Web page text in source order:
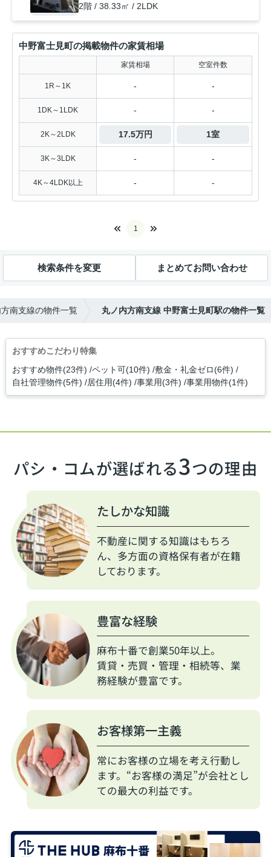
2階 / 38.33㎡ / 2LDK
中野富士見町の掲載物件の家賃相場
家賃相場 空室件数
1R～1K - -
1DK～1LDK - -
2K～2LDK 17.5万円 1室
3K～3LDK - -
4K～4LDK以上 - -
1
検索条件を変更 まとめてお問い合わせ
南支線の物件一覧 丸ノ内方南支線 中野富士見町駅の物件一覧
おすすめこだわり特集
おすすめ物件(23件) ペット可(10件) 敷金・礼金ゼロ(6件)
自社管理物件(5件) 居住用(4件) 事業用(3件) 事業用物件(1件)
パシ・コムが選ばれる3つの理由
たしかな知識
不動産に関する知識はもちろ
ん、多方面の資格保有者が在籍
しております。
豊富な経験
麻布十番で創業50年以上。
賃貸・売買・管理・相続等、業
務経験が豊富です。
お客様第一主義
常にお客様の立場を考え行動し
ます。“お客様の満足”が会社とし
ての最大の利益です。